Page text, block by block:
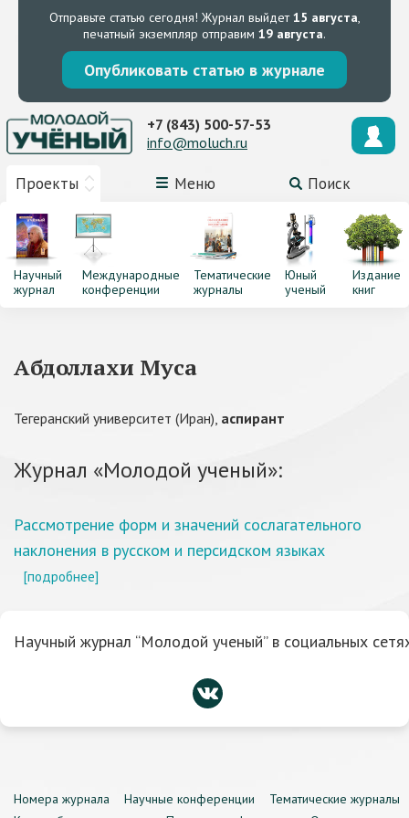
Отправьте статью сегодня! Журнал выйдет15 августа,
печатный экземпляр отправим 19 августа.
Опубликовать статью в журнале
Проекты Меню Поиск
+7 (843) 500-57-53
info@moluch.ru
Научный
журнал
Международные
конференции
Тематические
журналы
Юный
ученый
Издание
книг
Абдоллахи Муса
Тегеранский университет (Иран), аспирант
Журнал «Молодой ученый»:
Рассмотрение форм и значений сослагательного
наклонения в русском и персидском языках
[подробнее]
Научный журнал “Молодой ученый” в социальных
Номера журнала Научные конференции
Тематические журналы